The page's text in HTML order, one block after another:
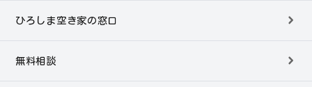
ひろしま空き家の窓口
無料相談